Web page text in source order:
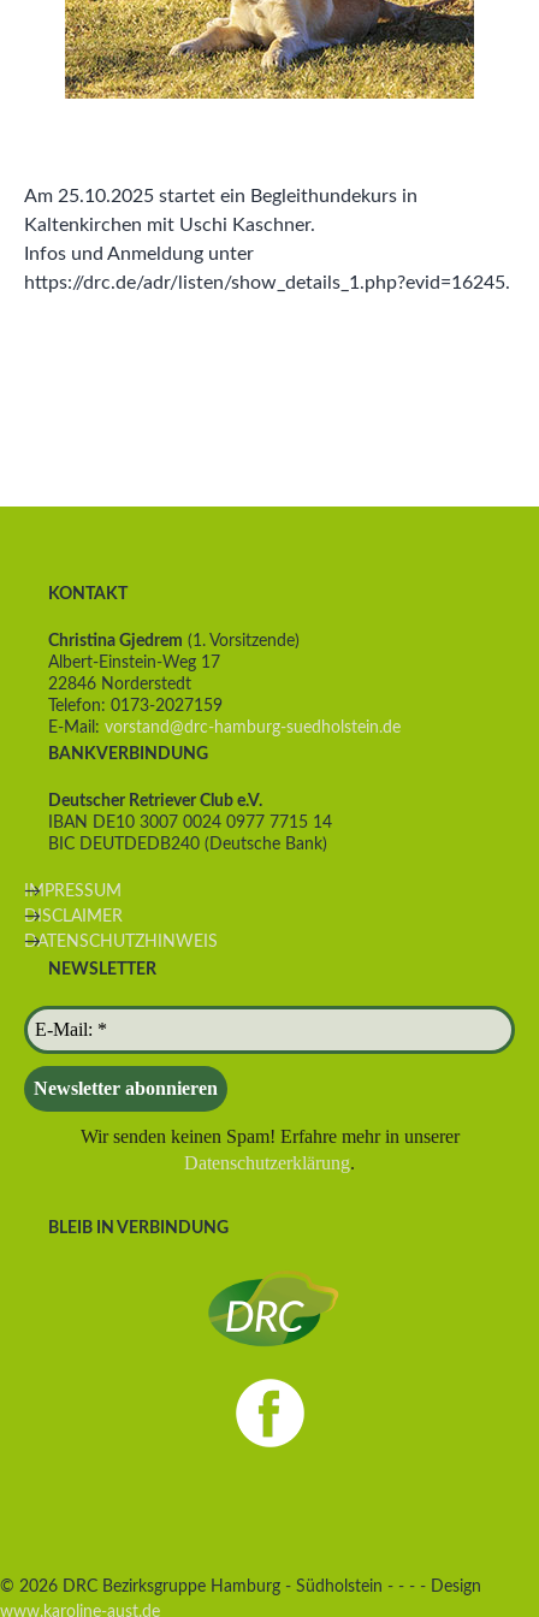
Am 25.10.2025 startet ein Begleithundekurs in
Kaltenkirchen mit Uschi Kaschner.
Infos und Anmeldung unter
https://drc.de/adr/listen/show_details_1.php?evid=16245.
KONTAKT
Christina Gjedrem (1. Vorsitzende)
Albert-Einstein-Weg 17
22846 Norderstedt
Telefon: 0173-2027159
E-Mail: vorstand@drc-hamburg-suedholstein.de
BANKVERBINDUNG
Deutscher Retriever Club e.V.
IBAN DE10 3007 0024 0977 7715 14
BIC DEUTDEDB240 (Deutsche Bank)
IMPRESSUM
DISCLAIMER
DATENSCHUTZHINWEIS
NEWSLETTER
Wir senden keinen Spam! Erfahre mehr in unserer
Datenschutzerklärung.
BLEIB IN VERBINDUNG
© 2026 DRC Bezirksgruppe Hamburg - Südholstein - - - - Design
www.karoline-aust.de